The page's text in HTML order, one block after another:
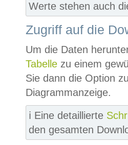
Werte stehen auch
Zugriff auf die
Um die Daten
Tabelle zu einem
Sie dann die Option
Diagrammanzeige.
ℹ️ Eine detaillierte
den gesamten